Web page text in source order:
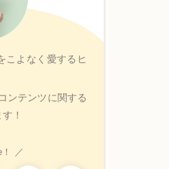
こよなく愛するヒ
ンテンツに関する
！